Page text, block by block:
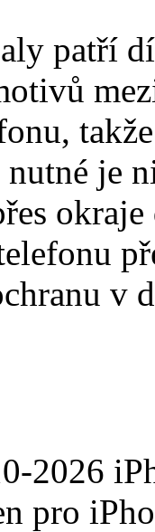
patří
je
v
2026
pro